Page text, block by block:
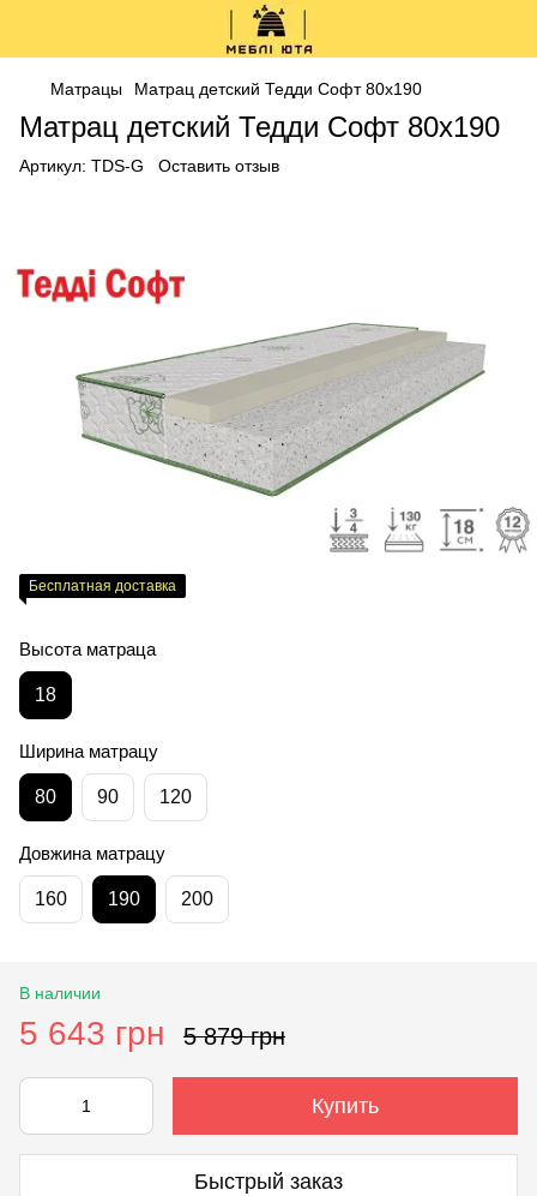
Матрацы Матрац детский Тедди Софт 80x190
Матрац детский Тедди Софт 80x190
Артикул: TDS-G Оставить отзыв
Бесплатная доставка
Высота матраца
18
Ширина матрацу
80 90 120
Довжина матрацу
160 190 200
В наличии
5 643 грн 5 879 грн
Купить
Быстрый заказ